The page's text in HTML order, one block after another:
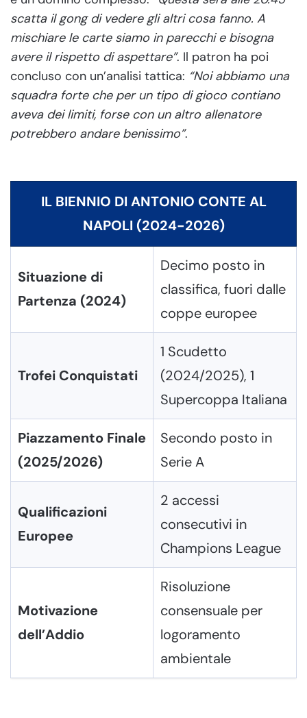
scatta il gong di vedere gli altri cosa fanno. A
mischiare le carte siamo in parecchi e bisogna
avere il rispetto di aspettare”. Il patron ha poi
concluso con un’analisi tattica: “Noi abbiamo una
squadra forte che per un tipo di gioco contiano
aveva dei limiti, forse con un altro allenatore
potrebbero andare benissimo”.
IL BIENNIO DI ANTONIO CONTE AL
NAPOLI (2024-2026)
Situazione di
Partenza (2024)
Decimo posto in
classifica, fuori dalle
coppe europee
Trofei Conquistati
1 Scudetto
(2024/2025), 1
Supercoppa Italiana
Piazzamento Finale
(2025/2026)
Secondo posto in
Serie A
Qualificazioni
Europee
2 accessi
consecutivi in
Champions League
Motivazione
dell’Addio
Risoluzione
consensuale per
logoramento
ambientale